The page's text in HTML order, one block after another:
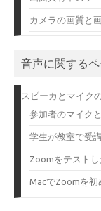
カメラの画質と
音声に関する
スピーカとマイク
参加者のマイク
学生が教室で受
Zoomをテスト
MacでZoomを初